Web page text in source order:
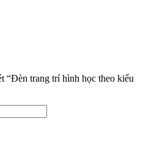
“Đèn trang trí hình học theo kiểu